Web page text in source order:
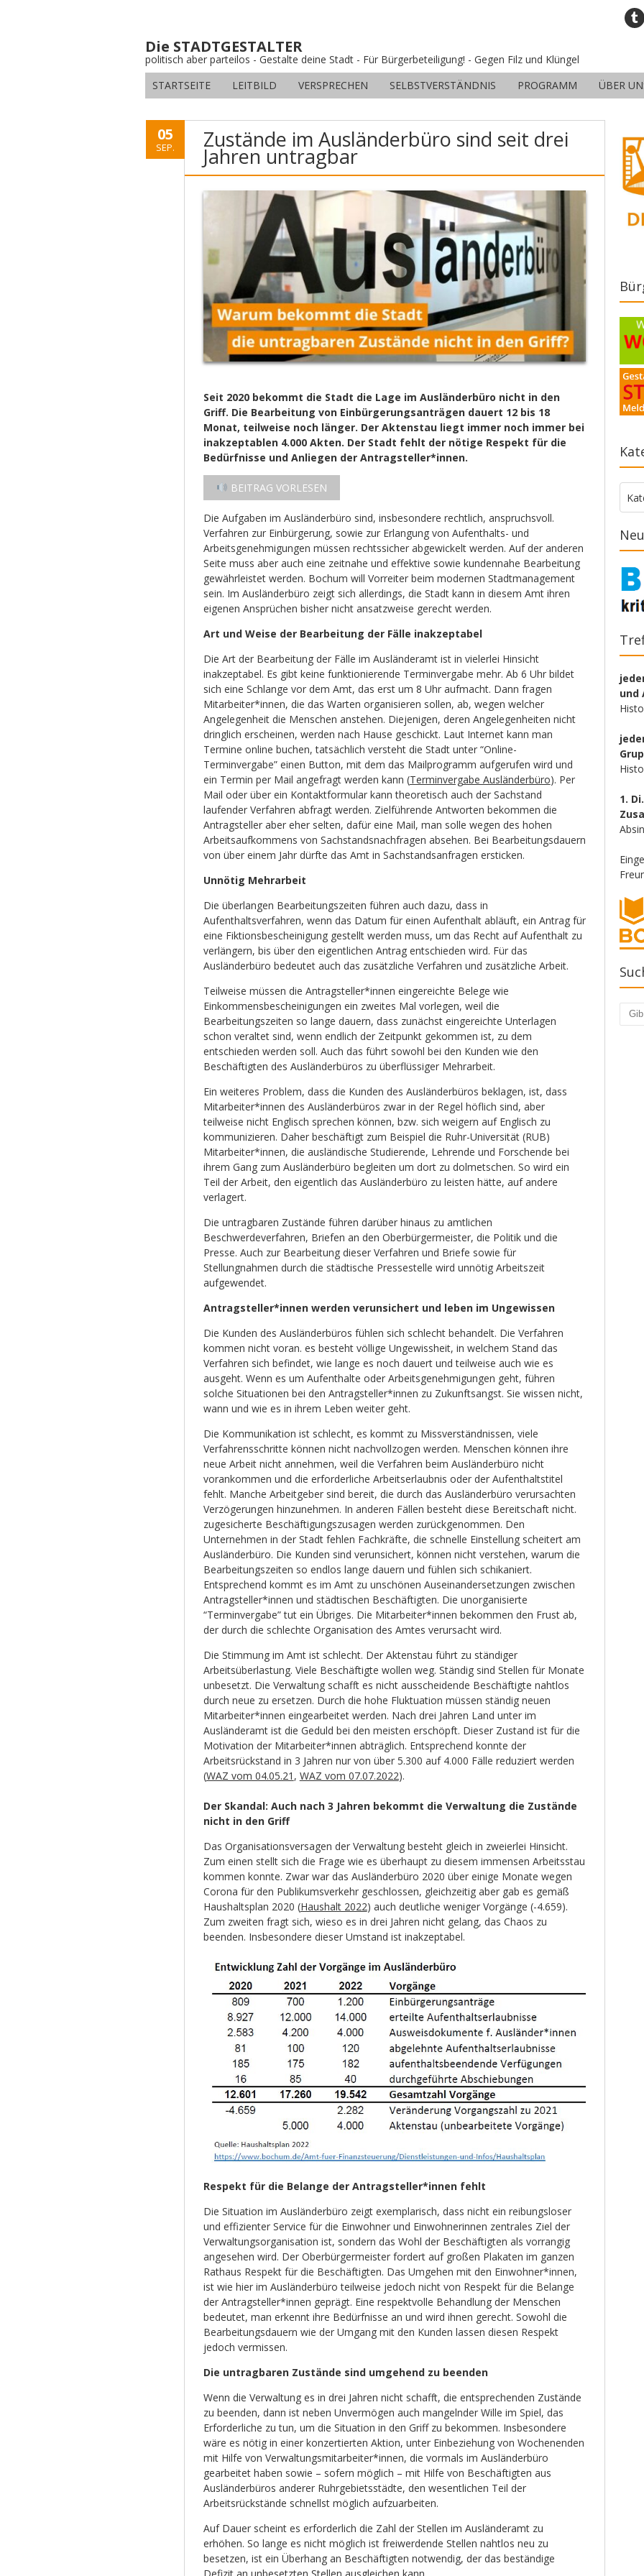
Die STADTGESTALTER
politisch aber parteilos - Gestalte deine Stadt - Für Bürgerbeteiligung! - Gegen Filz und Klüngel
STARTSEITE
LEITBILD VERSPRECHEN SELBSTVERSTÄNDNIS PROGRAMM ÜBER
05
SEP. Zustände im Ausländerbüro sind seit drei
Jahren untragbar
Seit 2020 bekommt die Stadt die Lage im Ausländerbüro nicht in den
Griff. Die Bearbeitung von Einbürgerungsanträgen dauert 12 bis 18
Monat, teilweise noch länger. Der Aktenstau liegt immer noch immer bei
inakzeptablen 4.000 Akten. Der Stadt fehlt der nötige Respekt für die
Bedürfnisse und Anliegen der Antragsteller*innen.
BEITRAG VORLESEN
Die Aufgaben im Ausländerbüro sind, insbesondere rechtlich, anspruchsvoll.
Verfahren zur Einbürgerung, sowie zur Erlangung von Aufenthalts- und
Arbeitsgenehmigungen müssen rechtssicher abgewickelt werden. Auf der anderen
Seite muss aber auch eine zeitnahe und effektive sowie kundennahe Bearbeitung
gewährleistet werden. Bochum will Vorreiter beim modernen Stadtmanagement
sein. Im Ausländerbüro zeigt sich allerdings, die Stadt kann in diesem Amt ihren
eigenen Ansprüchen bisher nicht ansatzweise gerecht werden.
Art und Weise der Bearbeitung der Fälle inakzeptabel
Die Art der Bearbeitung der Fälle im Ausländeramt ist in vielerlei Hinsicht
inakzeptabel. Es gibt keine funktionierende Terminvergabe mehr. Ab 6 Uhr bildet
sich eine Schlange vor dem Amt, das erst um 8 Uhr aufmacht. Dann fragen
Mitarbeiter*innen, die das Warten organisieren sollen, ab, wegen welcher
Angelegenheit die Menschen anstehen. Diejenigen, deren Angelegenheiten nicht
dringlich erscheinen, werden nach Hause geschickt. Laut Internet kann man
Termine online buchen, tatsächlich versteht die Stadt unter “Online-
Terminvergabe” einen Button, mit dem das Mailprogramm aufgerufen wird und
ein Termin per Mail angefragt werden kann (Terminvergabe Ausländerbüro). Per
Mail oder über ein Kontaktformular kann theoretisch auch der Sachstand
laufender Verfahren abfragt werden. Zielführende Antworten bekommen die
Antragsteller aber eher selten, dafür eine Mail, man solle wegen des hohen
Arbeitsaufkommens von Sachstandsnachfragen absehen. Bei Bearbeitungsdauern
von über einem Jahr dürfte das Amt in Sachstandsanfragen ersticken.
Unnötig Mehrarbeit
Die überlangen Bearbeitungszeiten führen auch dazu, dass in
Aufenthaltsverfahren, wenn das Datum für einen Aufenthalt abläuft, ein Antrag für
eine Fiktionsbescheinigung gestellt werden muss, um das Recht auf Aufenthalt zu
verlängern, bis über den eigentlichen Antrag entschieden wird. Für das
Ausländerbüro bedeutet auch das zusätzliche Verfahren und zusätzliche Arbeit.
Teilweise müssen die Antragsteller*innen eingereichte Belege wie
Einkommensbescheinigungen ein zweites Mal vorlegen, weil die
Bearbeitungszeiten so lange dauern, dass zunächst eingereichte Unterlagen
schon veraltet sind, wenn endlich der Zeitpunkt gekommen ist, zu dem
entschieden werden soll. Auch das führt sowohl bei den Kunden wie den
Beschäftigten des Ausländerbüros zu überflüssiger Mehrarbeit.
Ein weiteres Problem, dass die Kunden des Ausländerbüros beklagen, ist, dass
Mitarbeiter*innen des Ausländerbüros zwar in der Regel höflich sind, aber
teilweise nicht Englisch sprechen können, bzw. sich weigern auf Englisch zu
kommunizieren. Daher beschäftigt zum Beispiel die Ruhr-Universität (RUB)
Mitarbeiter*innen, die ausländische Studierende, Lehrende und Forschende bei
ihrem Gang zum Ausländerbüro begleiten um dort zu dolmetschen. So wird ein
Teil der Arbeit, den eigentlich das Ausländerbüro zu leisten hätte, auf andere
verlagert.
Die untragbaren Zustände führen darüber hinaus zu amtlichen
Beschwerdeverfahren, Briefen an den Oberbürgermeister, die Politik und die
Presse. Auch zur Bearbeitung dieser Verfahren und Briefe sowie für
Stellungnahmen durch die städtische Pressestelle wird unnötig Arbeitszeit
aufgewendet.
Antragsteller*innen werden verunsichert und leben im Ungewissen
Die Kunden des Ausländerbüros fühlen sich schlecht behandelt. Die Verfahren
kommen nicht voran. es besteht völlige Ungewissheit, in welchem Stand das
Verfahren sich befindet, wie lange es noch dauert und teilweise auch wie es
ausgeht. Wenn es um Aufenthalte oder Arbeitsgenehmigungen geht, führen
solche Situationen bei den Antragsteller*innen zu Zukunftsangst. Sie wissen nicht,
wann und wie es in ihrem Leben weiter geht.
Die Kommunikation ist schlecht, es kommt zu Missverständnissen, viele
Verfahrensschritte können nicht nachvollzogen werden. Menschen können ihre
neue Arbeit nicht annehmen, weil die Verfahren beim Ausländerbüro nicht
vorankommen und die erforderliche Arbeitserlaubnis oder der Aufenthaltstitel
fehlt. Manche Arbeitgeber sind bereit, die durch das Ausländerbüro verursachten
Verzögerungen hinzunehmen. In anderen Fällen besteht diese Bereitschaft nicht.
zugesicherte Beschäftigungszusagen werden zurückgenommen. Den
Unternehmen in der Stadt fehlen Fachkräfte, die schnelle Einstellung scheitert am
Ausländerbüro. Die Kunden sind verunsichert, können nicht verstehen, warum die
Bearbeitungszeiten so endlos lange dauern und fühlen sich schikaniert.
Entsprechend kommt es im Amt zu unschönen Auseinandersetzungen zwischen
Antragsteller*innen und städtischen Beschäftigten. Die unorganisierte
“Terminvergabe” tut ein Übriges. Die Mitarbeiter*innen bekommen den Frust ab,
der durch die schlechte Organisation des Amtes verursacht wird.
Die Stimmung im Amt ist schlecht. Der Aktenstau führt zu ständiger
Arbeitsüberlastung. Viele Beschäftigte wollen weg. Ständig sind Stellen für Monate
unbesetzt. Die Verwaltung schafft es nicht ausscheidende Beschäftigte nahtlos
durch neue zu ersetzen. Durch die hohe Fluktuation müssen ständig neuen
Mitarbeiter*innen eingearbeitet werden. Nach drei Jahren Land unter im
Ausländeramt ist die Geduld bei den meisten erschöpft. Dieser Zustand ist für die
Motivation der Mitarbeiter*innen abträglich. Entsprechend konnte der
Arbeitsrückstand in 3 Jahren nur von über 5.300 auf 4.000 Fälle reduziert werden
(WAZ vom 04.05.21 , WAZ vom 07.07.2022).
Der Skandal: Auch nach 3 Jahren bekommt die Verwaltung die Zustände
nicht in den Griff
Das Organisationsversagen der Verwaltung besteht gleich in zweierlei Hinsicht.
Zum einen stellt sich die Frage wie es überhaupt zu diesem immensen Arbeitsstau
kommen konnte. Zwar war das Ausländerbüro 2020 über einige Monate wegen
Corona für den Publikumsverkehr geschlossen, gleichzeitig aber gab es gemäß
Haushaltsplan 2020 (Haushalt 2022) auch deutliche weniger Vorgänge (-4.659).
Zum zweiten fragt sich, wieso es in drei Jahren nicht gelang, das Chaos zu
beenden. Insbesondere dieser Umstand ist inakzeptabel.
Respekt für die Belange der Antragsteller*innen fehlt
Die Situation im Ausländerbüro zeigt exemplarisch, dass nicht ein reibungsloser
und effizienter Service für die Einwohner und Einwohnerinnen zentrales Ziel der
Verwaltungsorganisation ist, sondern das Wohl der Beschäftigten als vorrangig
angesehen wird. Der Oberbürgermeister fordert auf großen Plakaten im ganzen
Rathaus Respekt für die Beschäftigten. Das Umgehen mit den Einwohner*innen,
ist wie hier im Ausländerbüro teilweise jedoch nicht von Respekt für die Belange
der Antragsteller*innen geprägt. Eine respektvolle Behandlung der Menschen
bedeutet, man erkennt ihre Bedürfnisse an und wird ihnen gerecht. Sowohl die
Bearbeitungsdauern wie der Umgang mit den Kunden lassen diesen Respekt
jedoch vermissen.
Die untragbaren Zustände sind umgehend zu beenden
Wenn die Verwaltung es in drei Jahren nicht schafft, die entsprechenden Zustände
zu beenden, dann ist neben Unvermögen auch mangelnder Wille im Spiel, das
Erforderliche zu tun, um die Situation in den Griff zu bekommen. Insbesondere
wäre es nötig in einer konzertierten Aktion, unter Einbeziehung von Wochenenden
mit Hilfe von Verwaltungsmitarbeiter*innen, die vormals im Ausländerbüro
gearbeitet haben sowie – sofern möglich – mit Hilfe von Beschäftigten aus
Ausländerbüros anderer Ruhrgebietsstädte, den wesentlichen Teil der
Arbeitsrückstände schnellst möglich aufzuarbeiten.
Auf Dauer scheint es erforderlich die Zahl der Stellen im Ausländeramt zu
erhöhen. So lange es nicht möglich ist freiwerdende Stellen nahtlos neu zu
besetzen, ist ein Überhang an Beschäftigten notwendig, der das beständige
und
1.